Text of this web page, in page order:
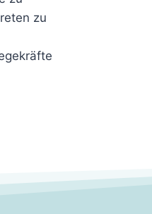
zu